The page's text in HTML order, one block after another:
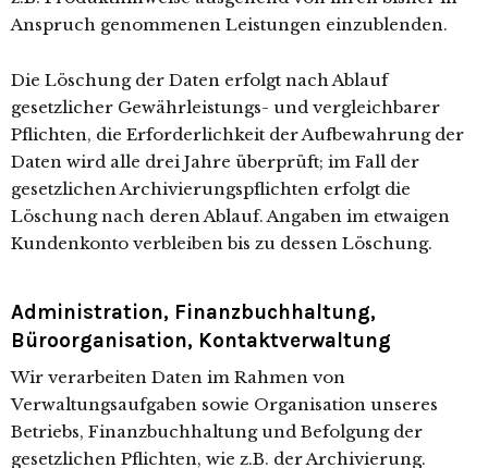
Anspruch genommenen Leistungen einzublenden.
Die Löschung der Daten erfolgt nach Ablauf
gesetzlicher Gewährleistungs- und vergleichbarer
Pflichten, die Erforderlichkeit der Aufbewahrung der
Daten wird alle drei Jahre überprüft; im Fall der
gesetzlichen Archivierungspflichten erfolgt die
Löschung nach deren Ablauf. Angaben im etwaigen
Kundenkonto verbleiben bis zu dessen Löschung.
Administration, Finanzbuchhaltung,
Büroorganisation, Kontaktverwaltung
Wir verarbeiten Daten im Rahmen von
Verwaltungsaufgaben sowie Organisation unseres
Betriebs, Finanzbuchhaltung und Befolgung der
gesetzlichen Pflichten, wie z.B. der Archivierung.